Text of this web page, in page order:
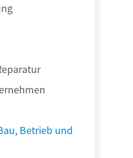
Betrieb und